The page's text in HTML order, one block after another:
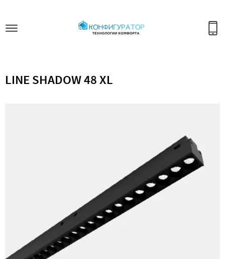
LINE SHADOW 48 XL